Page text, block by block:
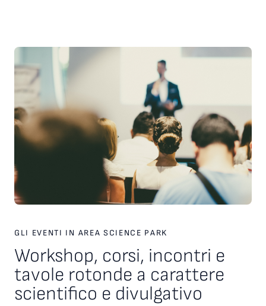
attraverso una piattaforma europea dedicata. Ampio spazio
anche al racconto di esperienze imprenditoriali concrete. In
particolare, è stata condivisa la testimonianza di Paolo Ganis,
CEO di Vitesy, realtà nata a Pordenone che in otto anni ha
costruito un percorso di crescita internazionale fondato su
innovazione, capacità di esecuzione e visione
imprenditoriale. Vitesy rappresenta un esempio concreto di
come una startup deep tech possa crescere, scalare e
competere sui mercati globali, partendo da un territorio e
valorizzando competenze, tecnologie e opportunità offerte
dagli ecosistemi dell’innovazione. Creare le condizioni perché
altre imprese possano intraprendere percorsi di crescita
simili è una delle sfide che Area Science Park intende
contribuire a raccogliere, rafforzando il proprio ruolo a
GLI EVENTI IN AREA SCIENCE PARK
Workshop, corsi, incontri e
tavole rotonde a carattere
scientifico e divulgativo